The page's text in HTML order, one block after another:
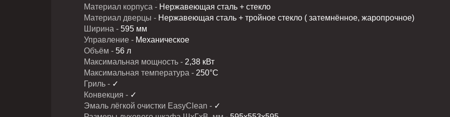
Материал корпуса - Нержавеющая сталь + стекло
Материал дверцы - Нержавеющая сталь + тройное стекло ( затемнённое, жаропрочное)
Ширина - 595 мм
Управление - Механическое
Объём - 56 л
Максимальная мощность - 2,38 кВт
Максимальная температура - 250°C
Гриль - ✓
Конвекция - ✓
Эмаль лёгкой очистки EasyClean - ✓